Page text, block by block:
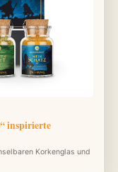
inspirierte
Korkenglas und